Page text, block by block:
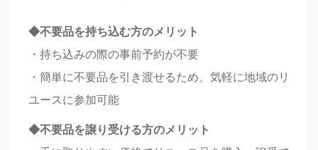
◆不要品を持ち込む方のメリット
・持ち込みの際の事前予約が不要
・簡単に不要品を引き渡せるため、気軽に地域のリ
ユースに参加可能
◆不要品を譲り受ける方のメリット